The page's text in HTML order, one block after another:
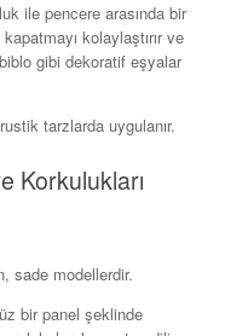
ile pencere arasında bir
kolaylaştırır ve
gibi dekoratif eşyalar
tarzlarda uygulanır.
Korkulukları
sade modellerdir.
bir panel şeklinde